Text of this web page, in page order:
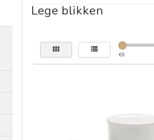
Lege blikken
€0